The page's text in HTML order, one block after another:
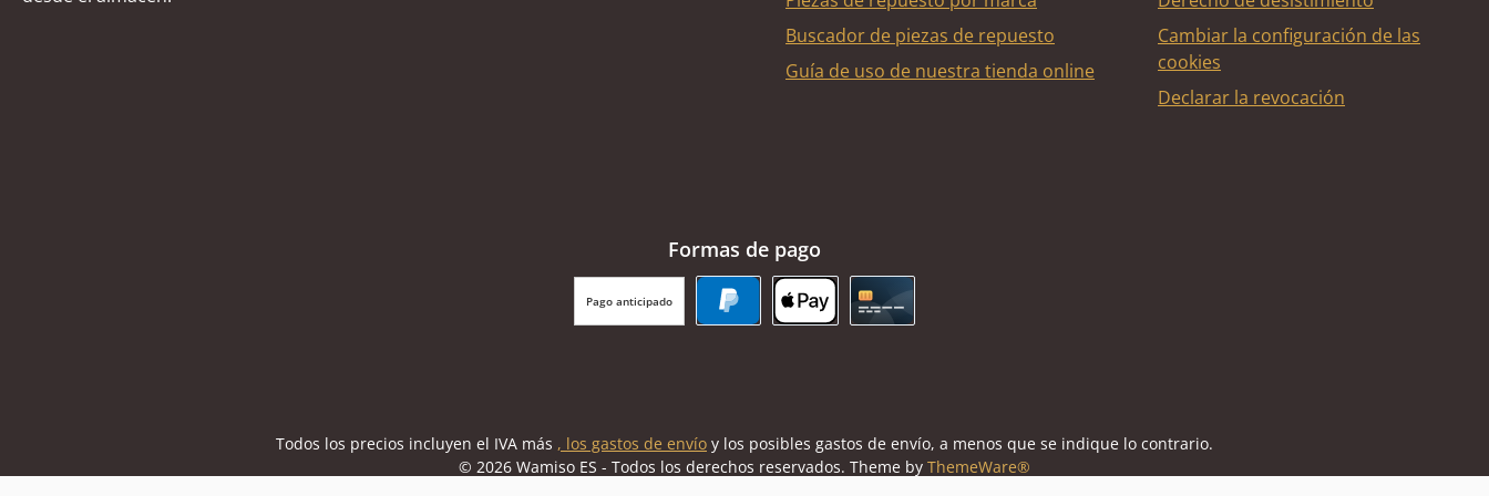
Buscador de piezas de repuesto
Guía de uso de nuestra tienda online
Cambiar la configuración de las
cookies
Declarar la revocación
Formas de pago
Pago anticipado
Todos los precios incluyen el IVA más , los gastos de envío y los posibles gastos de envío, a menos que se indique lo contrario.
© 2026 Wamiso ES - Todos los derechos reservados. Theme by ThemeWare®